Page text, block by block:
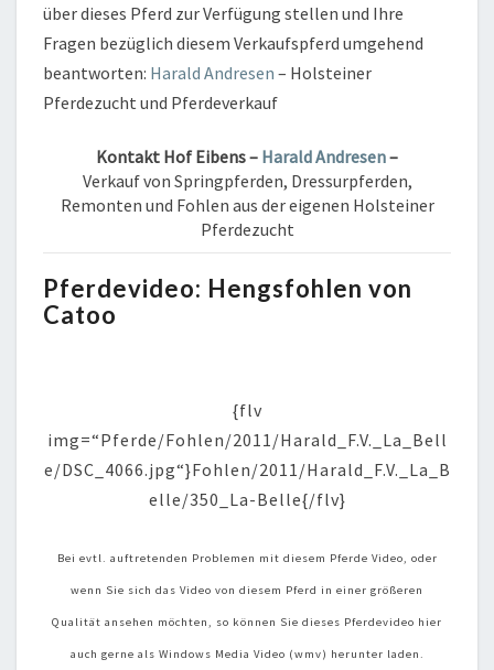
über dieses Pferd zur Verfügung stellen und Ihre
Fragen bezüglich diesem Verkaufspferd umgehend
beantworten: Harald Andresen – Holsteiner
Pferdezucht und Pferdeverkauf
Kontakt Hof Eibens – Harald Andresen–
Verkauf von Springpferden, Dressurpferden,
Remonten und Fohlen aus der eigenen Holsteiner
Pferdezucht
Pferdevideo: Hengsfohlen von
Catoo
{flv
img=“Pferde/Fohlen/2011/Harald_F.V._La_Bell
e/DSC_4066.jpg“}Fohlen/2011/Harald_F.V._La_B
elle/350_La-Belle{/flv}
Bei evtl. auftretenden Problemen mit diesem Pferde Video, oder
wenn Sie sich das Video von diesem Pferd in einer größeren
Qualität ansehen möchten, so können Sie dieses Pferdevideo hier
auch gerne als Windows Media Video (wmv) herunter laden.